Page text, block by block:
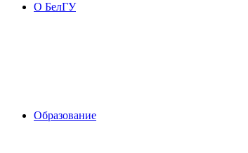
О БелГУ
Образование